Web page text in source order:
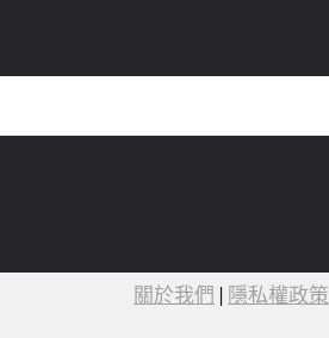
關於我們 | 隱私權政策